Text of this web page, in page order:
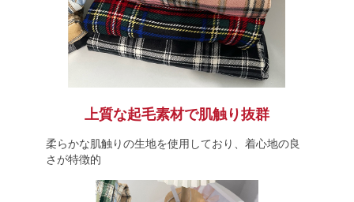
上質な起毛素材で肌触り抜群
柔らかな肌触りの生地を使用しており、着心地の良
さが特徴的